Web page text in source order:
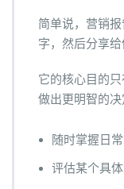
简单说，营销
字，然后分享给
它的核心目的
做出更明智的决
随时掌握日
评估某个具体